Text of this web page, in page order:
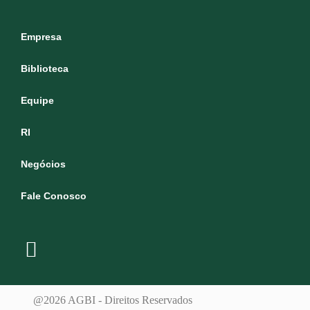
Empresa
Biblioteca
Equipe
RI
Negócios
Fale Conosco
@2026 AGBI - Direitos Reservados